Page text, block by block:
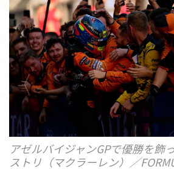
アティフォシ（熱狂的なフェラー
受けるドライバー達。優勝はフ